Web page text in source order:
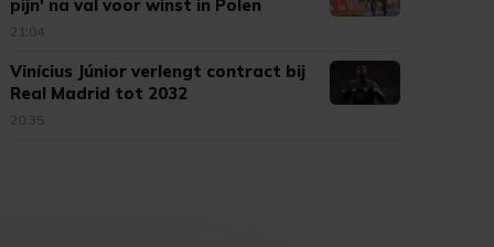
pijn' na val voor winst in Polen
21:04
Vinícius Júnior verlengt contract bij
Real Madrid tot 2032
20:35